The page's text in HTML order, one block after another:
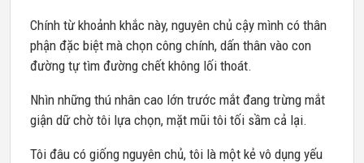
Chính từ khoảnh khắc này, nguyên chủ cậy mình có thân
phận đặc biệt mà chọn công chính, dấn thân vào con
đường tự tìm đường chết không lối thoát.
Nhìn những thú nhân cao lớn trước mắt đang trừng mắt
giận dữ chờ tôi lựa chọn, mặt mũi tôi tối sầm cả lại.
Tôi đâu có giống nguyên chủ, tôi là một kẻ vô dụng yếu